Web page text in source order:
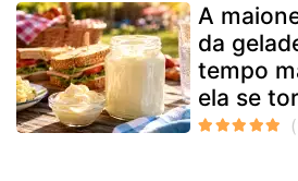
A
da
tempo
ela se